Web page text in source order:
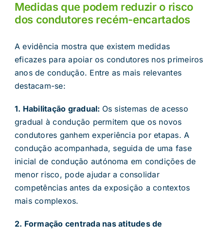
Medidas que podem reduzir o risco
dos condutores recém-encartados
A evidência mostra que existem medidas
eficazes para apoiar os condutores nos primeiros
anos de condução. Entre as mais relevantes
destacam-se:
1. Habilitação gradual: Os sistemas de acesso
gradual à condução permitem que os novos
condutores ganhem experiência por etapas. A
condução acompanhada, seguida de uma fase
inicial de condução autónoma em condições de
menor risco, pode ajudar a consolidar
competências antes da exposição a contextos
mais complexos.
2. Formação centrada nas atitudes de